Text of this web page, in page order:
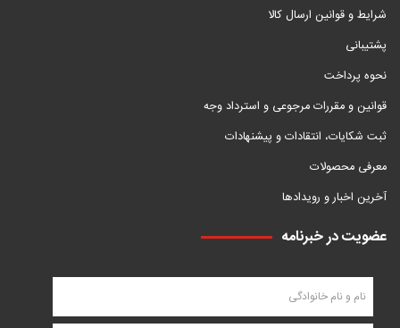
شرایط و قوانین ارسال کالا
پشتیبانی
نحوه پرداخت
قوانین و مقررات مرجوعی و استرداد وجه
ثبت شکایات، انتقادات و پیشنهادات
معرفی محصولات
آخرین اخبار و رویدادها
عضویت در خبرنامه